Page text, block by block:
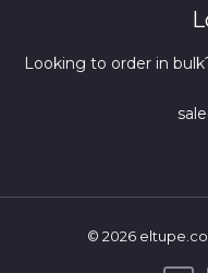
Looking to order in
© 2026